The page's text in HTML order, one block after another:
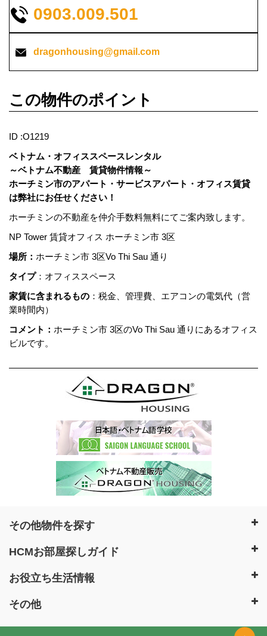
0903.009.501
dragonhousing@gmail.com
この物件のポイント
ID :O1219
ベトナム・オフィススペースレンタル
～ベトナム不動産 賃貸物件情報～
ホーチミン市のアパート・サービスアパート・オフィス賃貸
は弊社にお任せください！
ホーチミンの不動産を仲介手数料無料にてご案内致します。
NP Tower 賃貸オフィス ホーチミン市 3区
場所： ホーチミン市 3区Vo Thi Sau 通り
タイプ：オフィススペース
家賃に含まれるもの ：税金、管理費、エアコンの電気代（営
業時間内）
コメント： ホーチミン市 3区のVo Thi Sau 通りにあるオフィス
ビルです。
その他物件を探す
HCMお部屋探しガイド
お役立ち生活情報
その他